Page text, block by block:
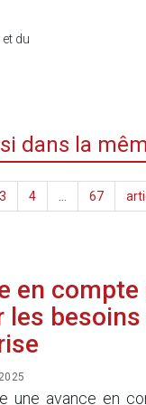
du
dans la
3 4 ... 67
en
les
une avance en